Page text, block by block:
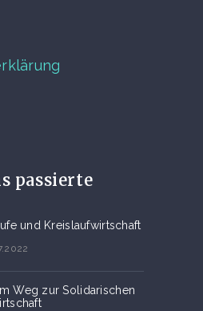
passierte
und Kreislaufwirtschaft
Weg zur Solidarischen